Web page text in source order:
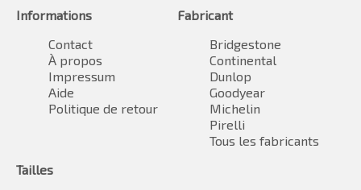
Informations
Contact
À propos
Impressum
Aide
Politique de retour
Fabricant
Bridgestone
Continental
Dunlop
Goodyear
Michelin
Pirelli
Tous les fabricants
Tailles